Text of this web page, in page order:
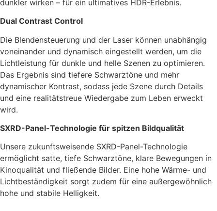
dunkler wirken – für ein ultimatives HDR-Erlebnis.
Dual Contrast Control
Die Blendensteuerung und der Laser können unabhängig
voneinander und dynamisch eingestellt werden, um die
Lichtleistung für dunkle und helle Szenen zu optimieren.
Das Ergebnis sind tiefere Schwarztöne und mehr
dynamischer Kontrast, sodass jede Szene durch Details
und eine realitätstreue Wiedergabe zum Leben erweckt
wird.
SXRD-Panel-Technologie für spitzen Bildqualität
Unsere zukunftsweisende SXRD-Panel-Technologie
ermöglicht satte, tiefe Schwarztöne, klare Bewegungen in
Kinoqualität und fließende Bilder. Eine hohe Wärme- und
Lichtbeständigkeit sorgt zudem für eine außergewöhnlich
hohe und stabile Helligkeit.